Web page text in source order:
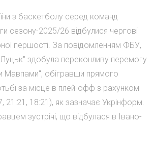
з баскетболу серед команд
сезону-2025/26 відбулися чергові
першості. За повідомленням ФБУ,
здобула переконливу перемогу
Мавпами", обігравши прямого
за місце в плей-офф з рахунком
21:21, 18:21), як зазначає Укрінформ.
зустрічі, що відбулася в Івано-